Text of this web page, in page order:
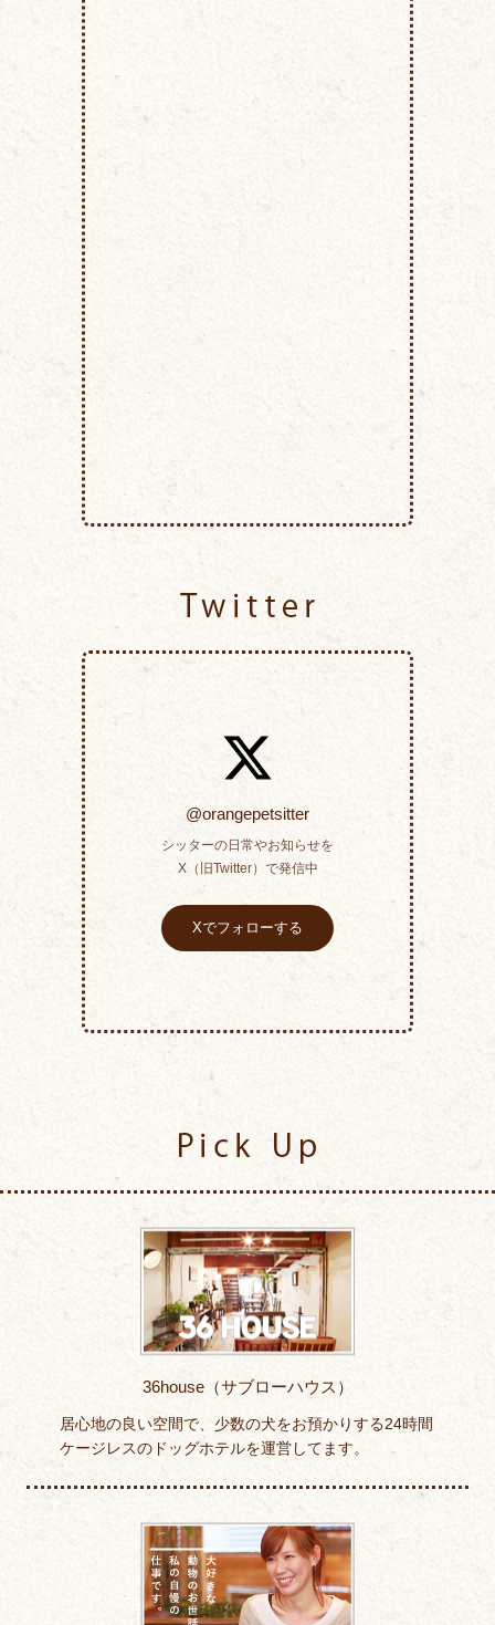
@orangepetsitter
シッターの日常やお知らせを
X（旧Twitter）で発信中
Xでフォローする
36house（サブローハウス）
居心地の良い空間で、少数の犬をお預かりする24時間
ケージレスのドッグホテルを運営してます。